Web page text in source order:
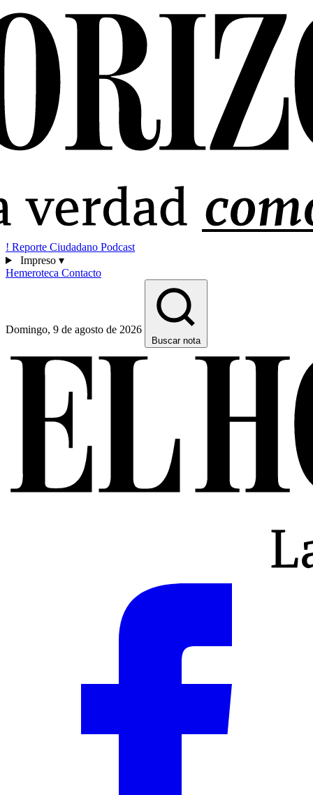
! Reporte Ciudadano Podcast
Impreso ▾
Hemeroteca Contacto
Domingo, 9 de agosto de 2026
Buscar nota